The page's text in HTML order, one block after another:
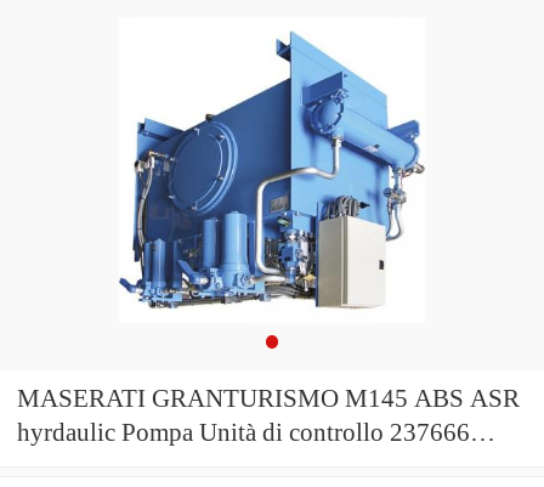
MASERATI GRANTURISMO M145 ABS ASR
hyrdaulic Pompa Unità di controllo 237666